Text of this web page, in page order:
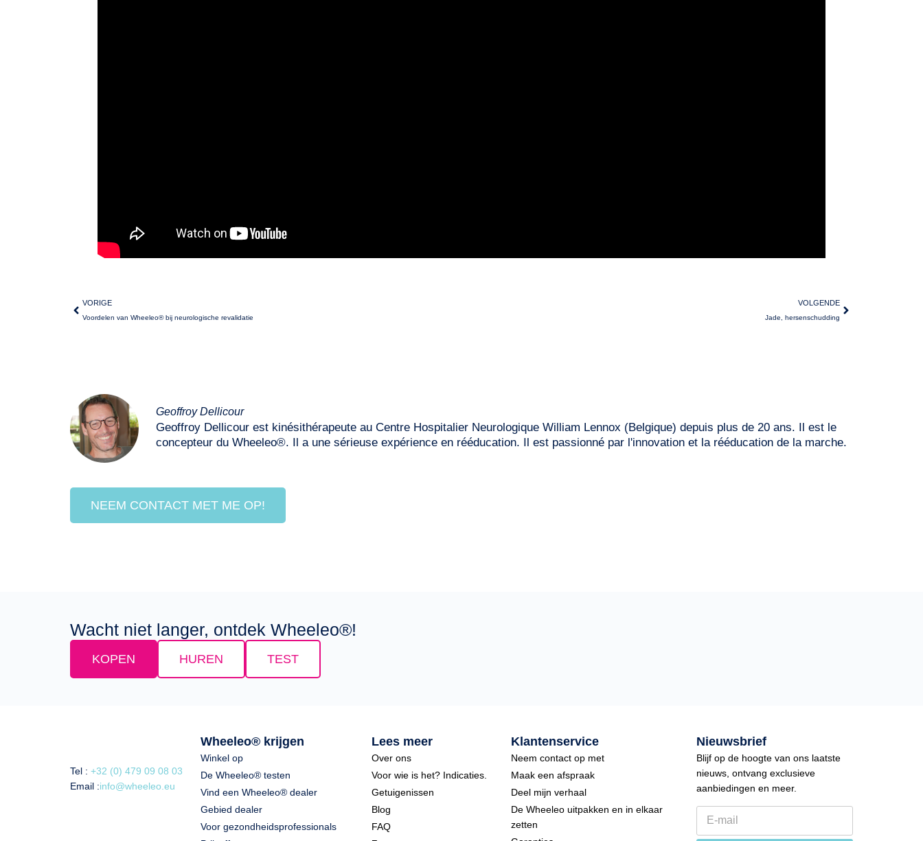
VORIGE
Voordelen van Wheeleo® bij neurologische revalidatie
VOLGENDE
Jade, hersenschudding
Geoffroy Dellicour
Geoffroy Dellicour est kinésithérapeute au Centre Hospitalier Neurologique William Lennox (Belgique) depuis plus de 20 ans. Il est le
concepteur du Wheeleo®. Il a une sérieuse expérience en rééducation. Il est passionné par l'innovation et la rééducation de la marche.
NEEM CONTACT MET ME OP!
Wacht niet langer, ontdek Wheeleo®!
KOPEN HUREN TEST
Tel : +32 (0) 479 09 08 03
Email :info@wheeleo.eu
Wheeleo® krijgen
Winkel op
De Wheeleo® testen
Vind een Wheeleo® dealer
Gebied dealer
Voor gezondheidsprofessionals
Lees meer
Over ons
Voor wie is het? Indicaties.
Getuigenissen
Blog
FAQ
Klantenservice
Neem contact op met
Maak een afspraak
Deel mijn verhaal
De Wheeleo uitpakken en in elkaar
zetten
Nieuwsbrief
Blijf op de hoogte van ons laatste
nieuws, ontvang exclusieve
aanbiedingen en meer.
E
m